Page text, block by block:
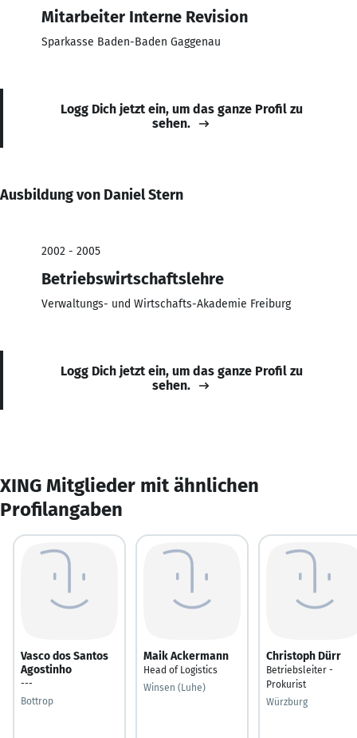
Mitarbeiter Interne Revision
Sparkasse Baden-Baden Gaggenau
Logg Dich jetzt ein, um das ganze Profil zu
sehen.
Ausbildung von Daniel Stern
2002 - 2005
Betriebswirtschaftslehre
Verwaltungs- und Wirtschafts-Akademie Freiburg
Logg Dich jetzt ein, um das ganze Profil zu
sehen.
XING Mitglieder mit ähnlichen
Profilangaben
Vasco dos Santos
Agostinho
---
Bottrop
Maik Ackermann
Head of Logistics
Winsen (Luhe)
Christoph Dürr
Betriebsleiter -
Prokurist
Würzburg